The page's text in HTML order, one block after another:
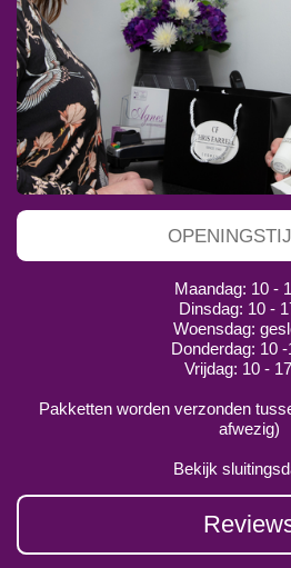
Maandag: 10 -
Dinsdag: 10 -
Woensdag:
Donderdag: 10 -
Vrijdag: 10 -
Pakketten worden verzonden
afwezig)
Bekijk